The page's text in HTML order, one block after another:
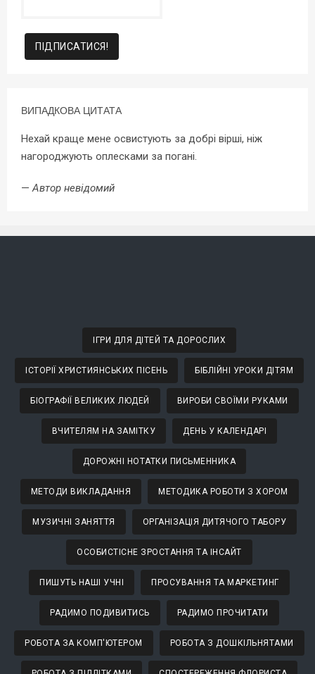
ВИПАДКОВА ЦИТАТА
Нехай краще мене освистують за добрі вірші, ніж
нагороджують оплесками за погані.
—Автор невідомий
ІГРИ ДЛЯ ДІТЕЙ ТА ДОРОСЛИХ
ІСТОРІЇ ХРИСТИЯНСЬКИХ ПІСЕНЬ БІБЛІЙНІ УРОКИ ДІТЯМ
БІОГРАФІЇ ВЕЛИКИХ ЛЮДЕЙ ВИРОБИ СВОЇМИ РУКАМИ
ВЧИТЕЛЯМ НА ЗАМІТКУ ДЕНЬ У КАЛЕНДАРІ
ДОРОЖНІ НОТАТКИ ПИСЬМЕННИКА
МЕТОДИ ВИКЛАДАННЯ МЕТОДИКА РОБОТИ З ХОРОМ
МУЗИЧНІ ЗАНЯТТЯ ОРГАНІЗАЦІЯ ДИТЯЧОГО ТАБОРУ
ОСОБИСТІСНЕ ЗРОСТАННЯ ТА ІНСАЙТ
ПИШУТЬ НАШІ УЧНІ ПРОСУВАННЯ ТА МАРКЕТИНГ
РАДИМО ПОДИВИТИСЬ РАДИМО ПРОЧИТАТИ
РОБОТА ЗА КОМП'ЮТЕРОМ РОБОТА З ДОШКІЛЬНЯТАМИ